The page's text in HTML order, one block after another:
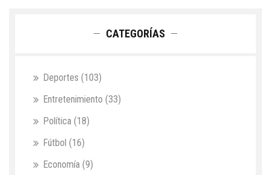
CATEGORÍAS
Deportes (103)
Entretenimiento (33)
Política (18)
Fútbol (16)
Economía (9)